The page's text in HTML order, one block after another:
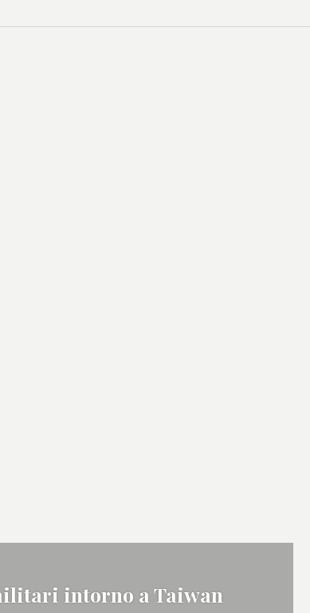
intorno a Taiwan